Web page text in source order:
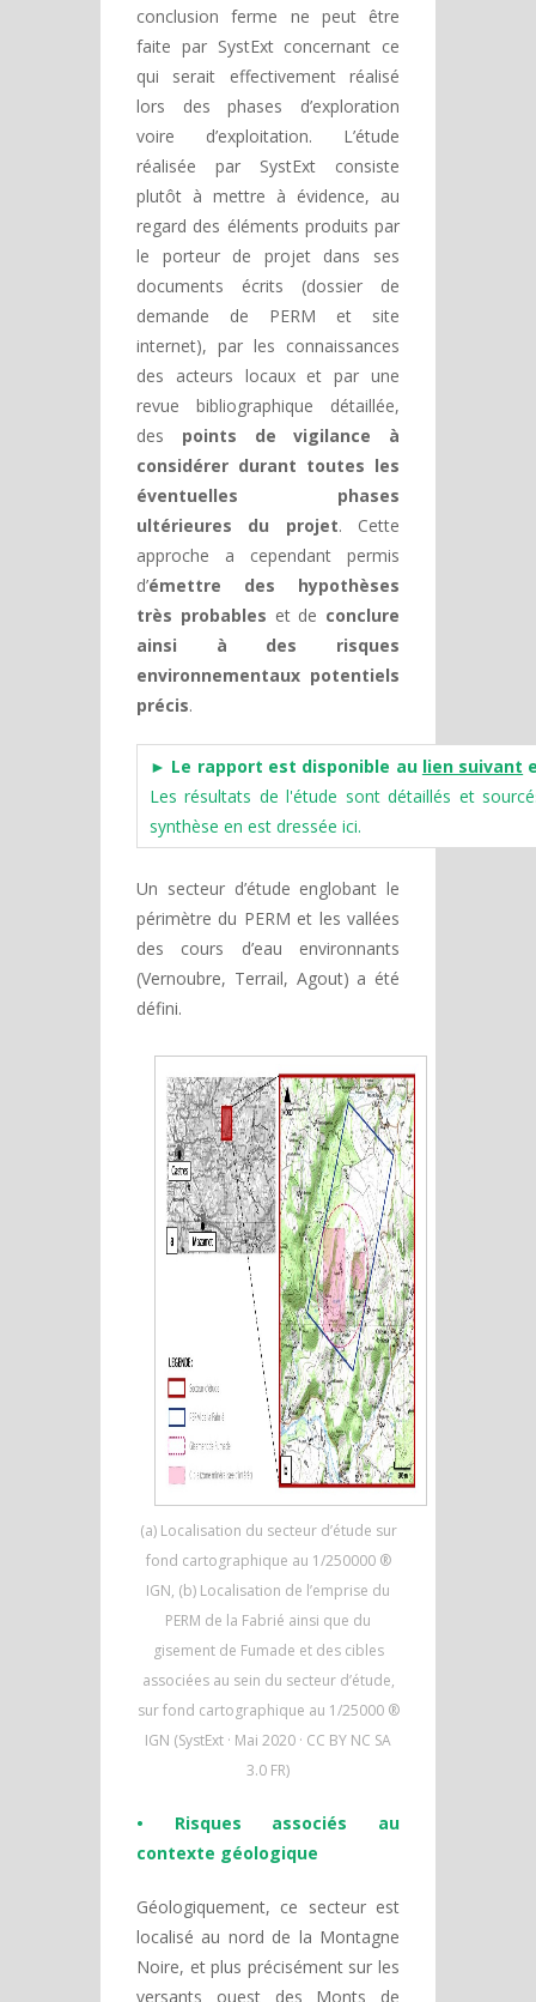
conclusion ferme ne peut être
faite par SystExt concernant ce
qui serait effectivement réalisé
lors des phases d’exploration
voire d’exploitation. L’étude
réalisée par SystExt consiste
plutôt à mettre à évidence, au
regard des éléments produits par
le porteur de projet dans ses
documents écrits (dossier de
demande de PERM et site
internet), par les connaissances
des acteurs locaux et par une
revue bibliographique détaillée,
des points de vigilance à
considérer durant toutes les
éventuelles phases
ultérieures du projet. Cette
approche a cependant permis
d’émettre des hypothèses
très probables et de conclure
ainsi à des risques
environnementaux potentiels
précis.
► Le rapport est disponible au lien suivant
Les résultats de l'étude sont détaillés et
synthèse en est dressée ici.
Un secteur d’étude englobant le
périmètre du PERM et les vallées
des cours d’eau environnants
(Vernoubre, Terrail, Agout) a été
défini.
(a) Localisation du secteur d’étude sur
fond cartographique au 1/250000 ®
IGN, (b) Localisation de l’emprise du
PERM de la Fabrié ainsi que du
gisement de Fumade et des cibles
associées au sein du secteur d’étude,
sur fond cartographique au 1/25000 ®
IGN (SystExt · Mai 2020 · CC BY NC SA
3.0 FR)
• Risques associés au
contexte géologique
Géologiquement, ce secteur est
localisé au nord de la Montagne
Noire, et plus précisément sur les
versants ouest des Monts de